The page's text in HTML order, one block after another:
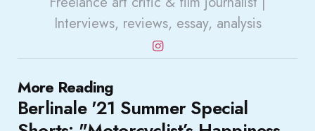
Interviews, reviews, essay, analysis
More Reading
Post
navigation
Berlinale '21 Summer Special